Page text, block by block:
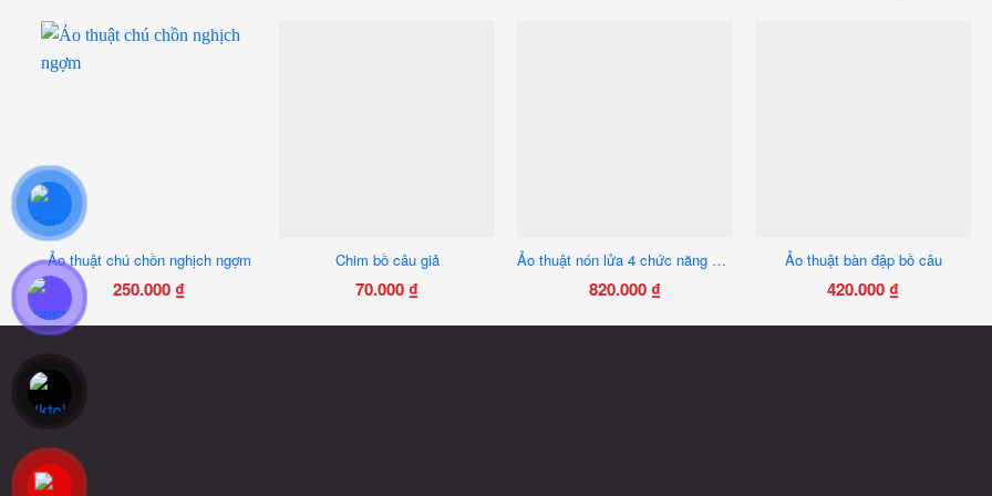
Ảo thuật chú chồn nghịch ngợm
250.000 ₫
Chim bồ câu giả
70.000 ₫
Ảo thuật nón lửa 4 chức năng kéo lửa ra gậy, thu khăn, bắn tuyết, hóa chim
820.000 ₫
Ảo thuật bàn đập bồ câu
420.000 ₫